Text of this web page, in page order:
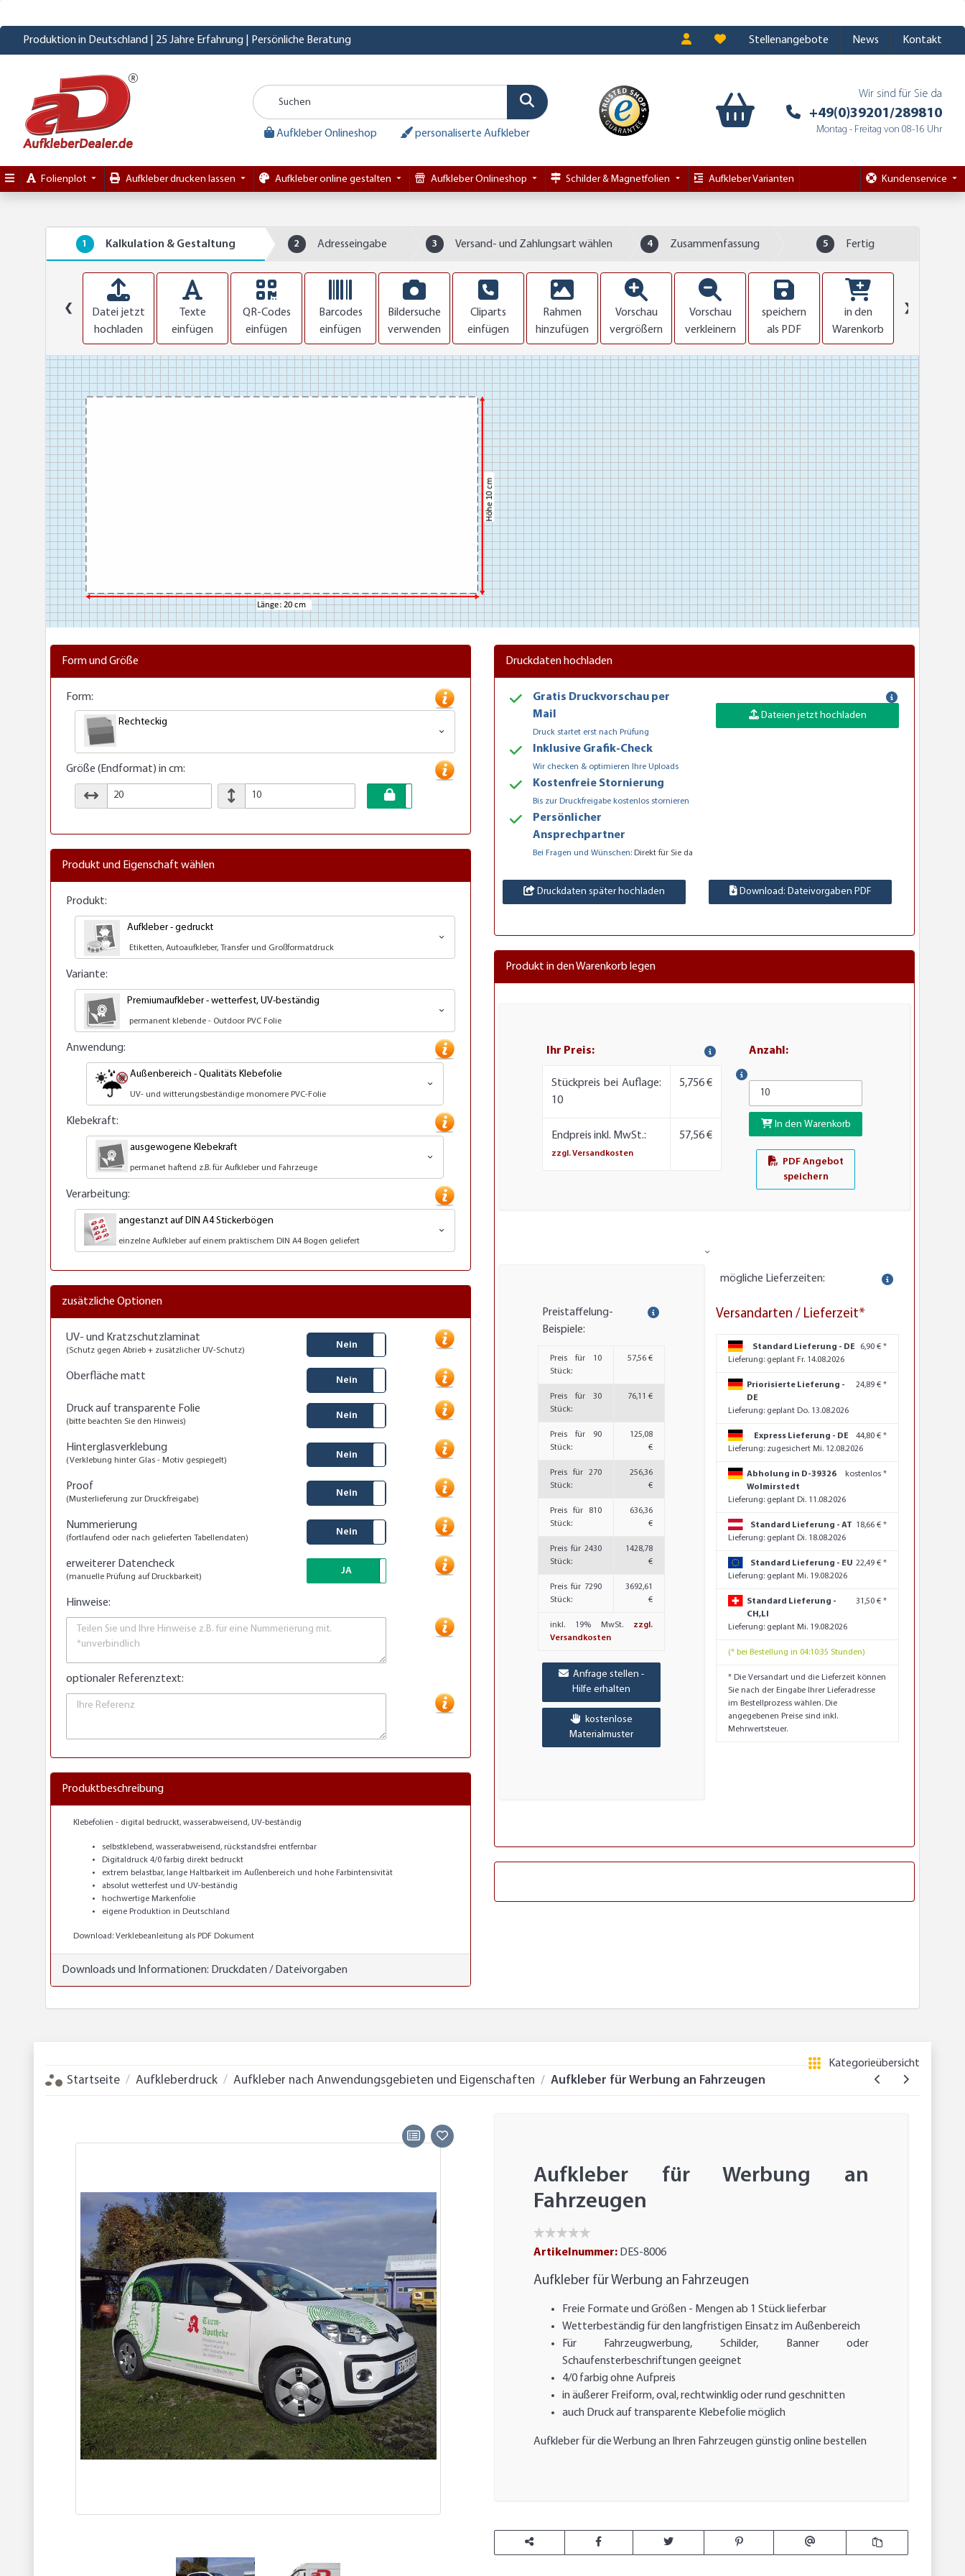
Produktion in Deutschland | 25 Jahre Erfahrung | Persönliche Beratung Stellenangebote News Kontakt
Aufkleber Onlineshop personaliserte Aufkleber
Wir sind für Sie da
+49(0)39201/289810
Montag - Freitag von 08-16 Uhr
Folienplot Aufkleber drucken lassen Aufkleber online gestalten Aufkleber Onlineshop Schilder & Magnetfolien Aufkleber Varianten Kundenservice
1 Kalkulation & Gestaltung 2 Adresseingabe 3 Versand- und Zahlungsart wählen 4 Zusammenfassung 5 Fertig
❮
Datei jetzt
hochladen
Texte
einfügen
QR-Codes
einfügen
Barcodes
einfügen
Bildersuche
verwenden
Cliparts
einfügen
Rahmen
hinzufügen
Vorschau
vergrößern
Vorschau
verkleinern
speichern
als PDF
in den
Warenkorb
❯
Form und Größe
Form:
Rechteckig
Größe (Endformat) in cm:
Produkt und Eigenschaft wählen
Produkt:
Aufkleber - gedruckt
Etiketten, Autoaufkleber, Transfer und Großformatdruck
Variante:
Premiumaufkleber - wetterfest, UV-beständig
permanent klebende - Outdoor PVC Folie
Anwendung:
Außenbereich - Qualitäts Klebefolie
UV- und witterungsbeständige monomere PVC-Folie
Klebekraft:
ausgewogene Klebekraft
permanet haftend z.B. für Aufkleber und Fahrzeuge
Verarbeitung:
angestanzt auf DIN A4 Stickerbögen
einzelne Aufkleber auf einem praktischem DIN A4 Bogen geliefert
zusätzliche Optionen
UV- und Kratzschutzlaminat
(Schutz gegen Abrieb + zusätzlicher UV-Schutz) Nein
Oberfläche matt Nein
Druck auf transparente Folie
(bitte beachten Sie den Hinweis)
Nein
Hinterglasverklebung
(Verklebung hinter Glas - Motiv gespiegelt) Nein
Proof
(Musterlieferung zur Druckfreigabe)
Nein
Nummerierung
(fortlaufend oder nach gelieferten Tabellendaten)
Nein
erweiterer Datencheck
(manuelle Prüfung auf Druckbarkeit)
JA Nein
Hinweise:
optionaler Referenztext:
Produktbeschreibung
Klebefolien - digital bedruckt, wasserabweisend, UV-beständig
selbstklebend, wasserabweisend, rückstandsfrei entfernbar
Digitaldruck 4/0 farbig direkt bedruckt
extrem belastbar, lange Haltbarkeit im Außenbereich und hohe Farbintensivität
absolut wetterfest und UV-beständig
hochwertige Markenfolie
eigene Produktion in Deutschland
Download: Verklebeanleitung als PDF Dokument
Downloads und Informationen: Druckdaten / Dateivorgaben
Druckdaten hochladen
Gratis Druckvorschau per
Mail
Druck startet erst nach Prüfung
Inklusive Grafik-Check
Wir checken & optimieren Ihre Uploads
Kostenfreie Stornierung
Bis zur Druckfreigabe kostenlos stornieren
Persönlicher
Ansprechpartner
Bei Fragen und Wünschen: Direkt für Sie da
Dateien jetzt hochladen
Druckdaten später hochladen Download: Dateivorgaben PDF
Produkt in den Warenkorb legen
Ihr Preis:
Stückpreis bei Auflage:
10
5,756 €
Endpreis inkl. MwSt.:
zzgl. Versandkosten
57,56 €
Anzahl:
In den Warenkorb
PDF Angebot
speichern
Preistaffelung-
Beispiele:
Preis für 10
Stück:
57,56 €
Preis für 30
Stück:
76,11 €
Preis für 90
Stück:
125,08
€
Preis für 270
Stück:
256,36
€
Preis für 810
Stück:
636,36
€
Preis für 2430
Stück:
1428,78
€
Preis für 7290
Stück:
3692,61
€
inkl. 19% MwSt.
zzgl.
Versandkosten
Anfrage stellen -
Hilfe erhalten
kostenlose
Materialmuster
mögliche Lieferzeiten:
Versandarten / Lieferzeit*
Standard Lieferung - DE
6,90 € *
Lieferung: geplant Fr. 14.08.2026
Priorisierte Lieferung -
DE
24,89 € *
Lieferung: geplant Do. 13.08.2026
Express Lieferung - DE
44,80 € *
Lieferung: zugesichert Mi. 12.08.2026
Abholung in D-39326
Wolmirstedt
kostenlos *
Lieferung: geplant Di. 11.08.2026
Standard Lieferung - AT 18,66 € *
Lieferung: geplant Di. 18.08.2026
Standard Lieferung - EU 22,49 € *
Lieferung: geplant Mi. 19.08.2026
Standard Lieferung -
CH,LI
31,50 € *
Lieferung: geplant Mi. 19.08.2026
(* bei Bestellung in 04:10:34 Stunden)
* Die Versandart und die Lieferzeit können
Sie nach der Eingabe Ihrer Lieferadresse
im Bestellprozess wählen. Die
angegebenen Preise sind inkl.
Mehrwertsteuer.
Startseite Aufkleberdruck Aufkleber nach Anwendungsgebieten und Eigenschaften Aufkleber für Werbung an Fahrzeugen
Kategorieübersicht
Aufkleber für Werbung an
Fahrzeugen
Artikelnummer: DES-8006
Aufkleber für Werbung an Fahrzeugen
Freie Formate und Größen - Mengen ab 1 Stück lieferbar
Wetterbeständig für den langfristigen Einsatz im Außenbereich
Für Fahrzeugwerbung, Schilder, Banner oder
Schaufensterbeschriftungen geeignet
4/0 farbig ohne Aufpreis
in äußerer Freiform, oval, rechtwinklig oder rund geschnitten
auch Druck auf transparente Klebefolie möglich
Aufkleber für die Werbung an Ihren Fahrzeugen günstig online bestellen